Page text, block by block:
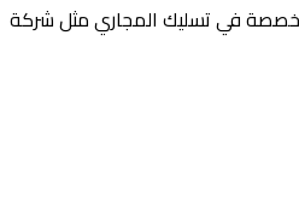
في تسليك المجاري مثل شركة